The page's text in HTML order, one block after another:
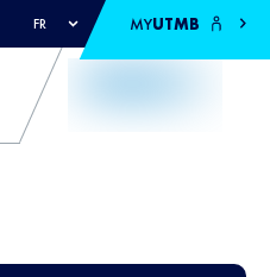
FR MYUTMB